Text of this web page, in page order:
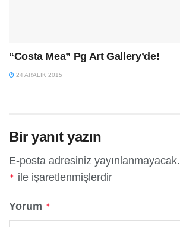
“Costa Mea” Pg Art Gallery’de!
24 ARALIK 2015
Bir yanıt yazın
E-posta adresiniz yayınlanmayacak.
* ile işaretlenmişlerdir
Yorum *